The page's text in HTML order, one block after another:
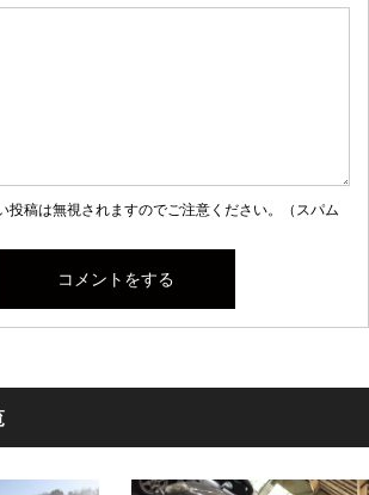
投稿は無視されますのでご注意ください。（スパム